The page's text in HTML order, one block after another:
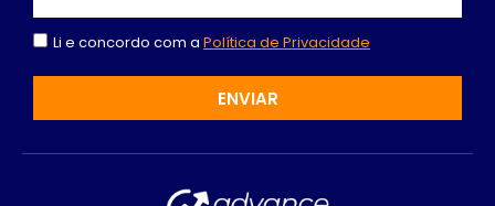
Li e concordo com a Política de Privacidade
ENVIAR